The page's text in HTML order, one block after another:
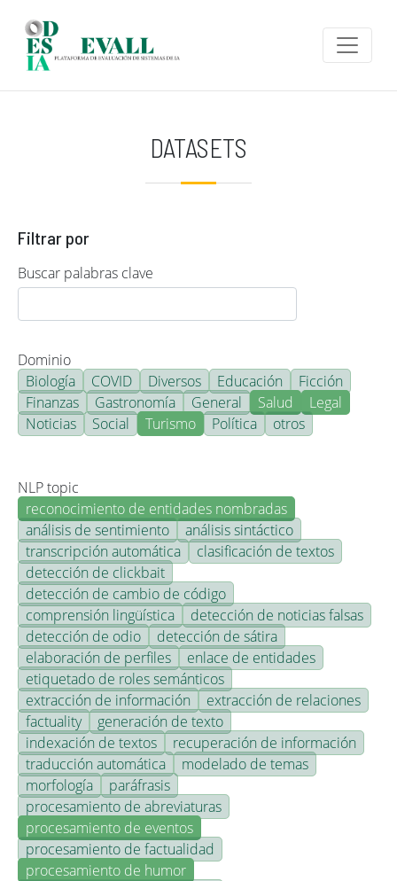
DATASETS
Filtrar por
Buscar palabras clave
Dominio
Biología
COVID Diversos Educación
Ficción
Finanzas
Gastronomía General Salud
Legal
Noticias
Social Turismo Política otros
NLP topic
reconocimiento de entidades nombradas
análisis de sentimiento
análisis sintáctico
transcripción automática
clasificación de textos
detección de clickbait
detección de cambio de código
comprensión lingüística
detección de noticias falsas
detección de odio
detección de sátira
elaboración de perfiles
enlace de entidades
etiquetado de roles semánticos
extracción de información
extracción de relaciones
factuality
generación de texto
indexación de textos
recuperación de información
traducción automática
modelado de temas
morfología
paráfrasis
procesamiento de abreviaturas
procesamiento de eventos
procesamiento de factualidad
procesamiento de humor